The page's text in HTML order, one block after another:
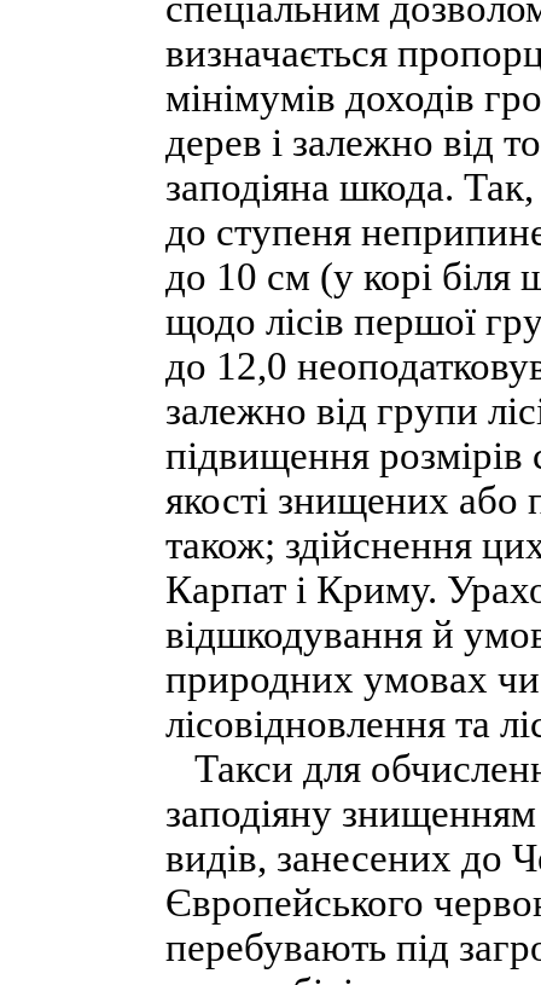
визначається
мінімумів доходів
дерев і залежно від
заподіяна шкода.
до ступеня
до 10 см (у корі
щодо лісів першої
до 12,0
залежно від групи
підвищення розмірів
якості знищених або
також; здійснення
Карпат і Криму.
відшкодування й
природних умовах
лісовідновлення та
Такси для
заподіяну
видів, занесених до
Європейського
перебувають під